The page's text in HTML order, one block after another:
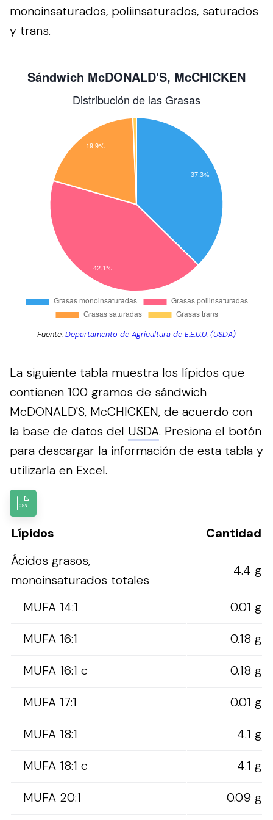
monoinsaturados, poliinsaturados, saturados
y trans.
Fuente:Departamento de Agricultura de E.E.U.U. (USDA)
La siguiente tabla muestra los lípidos que
contienen 100 gramos de sándwich
McDONALD'S, McCHICKEN, de acuerdo con
la base de datos del USDA. Presiona el botón
para descargar la información de esta tabla y
utilizarla en Excel.
Lípidos
Cantidad
Ácidos grasos,
monoinsaturados totales
4.4 g
MUFA 14:1
0.01 g
MUFA 16:1
0.18 g
MUFA 16:1 c
0.18 g
MUFA 17:1
0.01 g
MUFA 18:1
4.1 g
MUFA 18:1 c
4.1 g
MUFA 20:1
0.09 g